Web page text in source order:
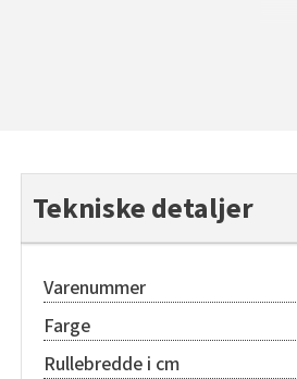
Tekniske detaljer
Varenummer
Farge
Rullebredde i cm